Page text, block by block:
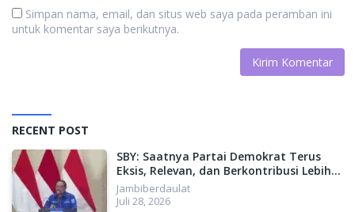
Simpan nama, email, dan situs web saya pada peramban ini
untuk komentar saya berikutnya.
RECENT POST
SBY: Saatnya Partai Demokrat Terus
Eksis, Relevan, dan Berkontribusi Lebih
Besar untuk Indonesia
Jambiberdaulat
Juli 28, 2026